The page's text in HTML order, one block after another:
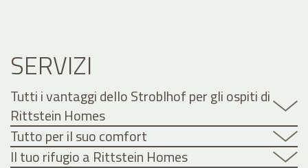
SERVIZI
Tutti i vantaggi dello Stroblhof per gli ospiti di
Rittstein Homes
Tutto per il suo comfort
Il tuo rifugio a Rittstein Homes